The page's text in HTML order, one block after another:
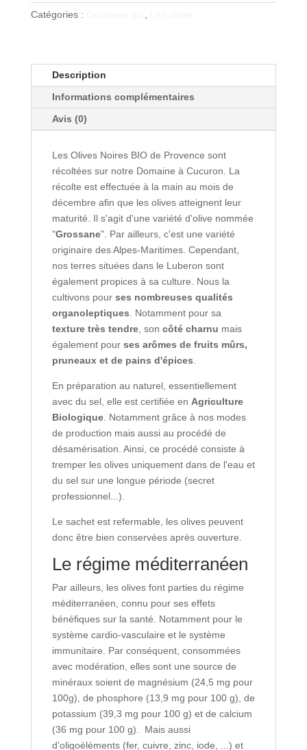
BIO
Catégories :
Description
Informations complémentaires
Avis (0)
Les Olives Noires BIO de Provence sont
récoltées sur notre Domaine à Cucuron. La
récolte est effectuée à la main au mois de
décembre afin que les olives atteignent leur
maturité. Il s'agit d'une variété d'olive nommée
"Grossane". Par ailleurs, c'est une variété
originaire des Alpes-Maritimes. Cependant,
nos terres situées dans le Luberon sont
également propices à sa culture. Nous la
cultivons pourses nombreuses qualités
organoleptiques . Notamment pour sa
texture très tendre, son côté charnu mais
également pour ses arômes de fruits mûrs,
pruneaux et de pains d'épices
En préparation au naturel, essentiellement
avec du sel, elle est certifiée en Agriculture
Biologique. Notamment grâce à nos modes
de production mais aussi au procédé de
désamérisation. Ainsi, ce procédé consiste à
tremper les olives uniquement dans de l'eau et
du sel sur une longue période (secret
professionnel...).
Le sachet est refermable, les olives peuvent
donc être bien conservées après ouverture.
Le régime méditerranéen
Par ailleurs, les olives font parties du régime
méditerranéen, connu pour ses effets
bénéfiques sur la santé. Notamment pour le
système cardio-vasculaire et le système
immunitaire. Par conséquent, consommées
avec modération, elles sont une source de
minéraux soient de magnésium (24,5 mg pour
100g), de phosphore (13,9 mg pour 100 g), de
potassium (39,3 mg pour 100 g) et de calcium
(36 mg pour 100 g). Mais aussi
d’oligoéléments (fer, cuivre, zinc, iode, ...) et